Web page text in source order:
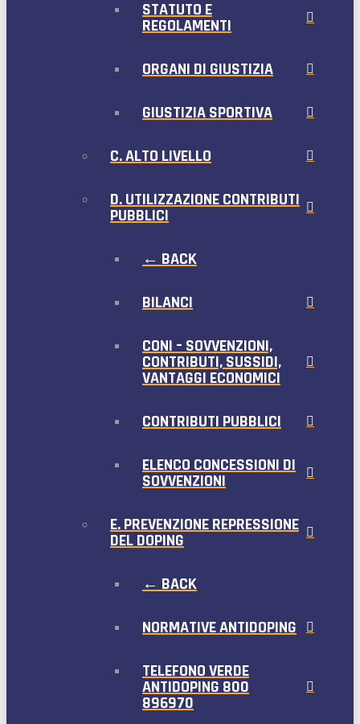
STATUTO E
REGOLAMENTI
ORGANI DI GIUSTIZIA
GIUSTIZIA SPORTIVA
C. ALTO LIVELLO
D. UTILIZZAZIONE CONTRIBUTI
PUBBLICI
← BACK
BILANCI
CONI – SOVVENZIONI,
CONTRIBUTI, SUSSIDI,
VANTAGGI ECONOMICI
CONTRIBUTI PUBBLICI
ELENCO CONCESSIONI DI
SOVVENZIONI
E. PREVENZIONE REPRESSIONE
DEL DOPING
← BACK
NORMATIVE ANTIDOPING
TELEFONO VERDE
ANTIDOPING 800
896970